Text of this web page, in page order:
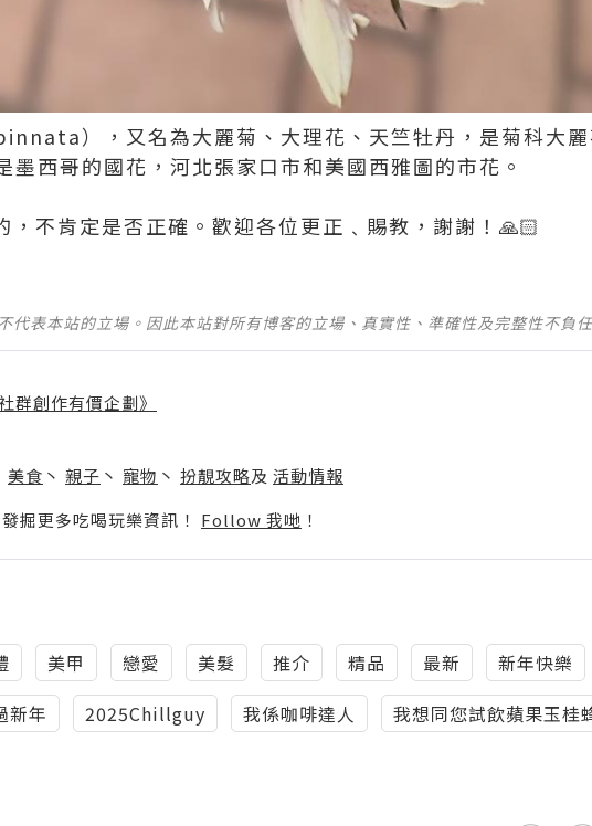
），又名為大麗菊、大理花、天竺牡丹，是菊科大麗
墨西哥的國花，河北張家口市和美國西雅圖的市花。
，不肯定是否正確。歡迎各位更正﹑賜教，謝謝！🙏🏻
代表本站的立場。因此本站對所有博客的立場、真實性、準確性及完整性不負
群創作有價企劃》
美食 丶 親子 丶 寵物 丶 扮靚攻略及 活動情報
掘更多吃喝玩樂資訊！ Follow 我哋 ！
美甲 戀愛 美髮 推介 精品 最新 新年快樂
新年
2025Chillguy 我係咖啡達人 我想同您試飲蘋果玉桂